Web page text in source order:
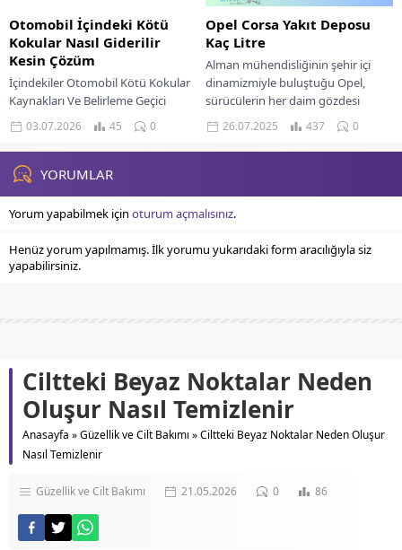
Otomobil İçindeki Kötü
Kokular Nasıl Giderilir
Kesin Çözüm
İçindekiler Otomobil Kötü Kokular
Kaynakları Ve Belirleme Geçici
Çözümler Ve Anlık Etkiler Kalıcı
Koku Giderme Teknikleri Sürüş
Konforu Ve Kullanıcı...
03.07.2026 45 0
Opel Corsa Yakıt Deposu
Kaç Litre
Alman mühendisliğinin şehir içi
dinamizmiyle buluştuğu Opel,
sürücülerin her daim gözdesi
olmayı başardı. Markanın bu
başarısındaki en büyük pay
sahiplerinden...
26.07.2025 437 0
YORUMLAR
Yorum yapabilmek için oturum açmalısınız.
Henüz yorum yapılmamış. İlk yorumu yukarıdaki form aracılığıyla siz
yapabilirsiniz.
Ciltteki Beyaz Noktalar Neden
Oluşur Nasıl Temizlenir
Anasayfa »Güzellik ve Cilt Bakımı »Ciltteki Beyaz Noktalar Neden Oluşur
Nasıl Temizlenir
Güzellik ve Cilt Bakımı 21.05.2026 0 86